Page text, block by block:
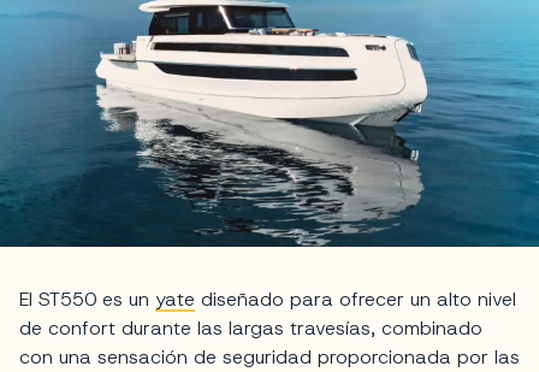
El ST550 es un yate diseñado para ofrecer un alto nivel
de confort durante las largas travesías, combinado
con una sensación de seguridad proporcionada por las